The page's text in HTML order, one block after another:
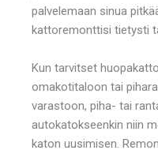
palvelemaan sinua
kattoremonttisi tietysti
Kun tarvitset
omakotitaloon tai
varastoon, piha- tai
autokatokseenkin niin
katon uusimisen.